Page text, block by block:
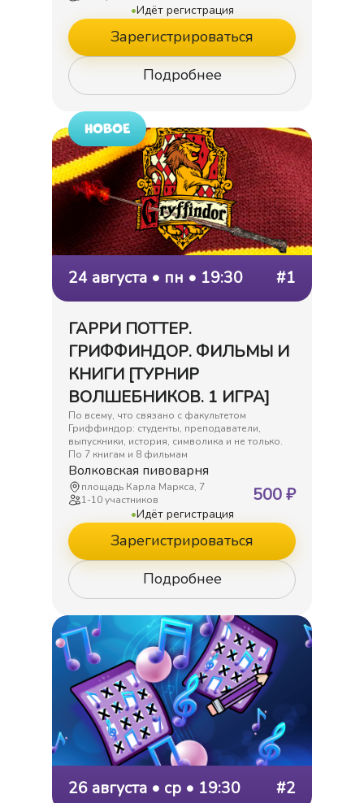
•Идёт регистрация
Зарегистрироваться
Подробнее
НОВОЕ
24 августа • пн • 19:30 #1
ГАРРИ ПОТТЕР.
ГРИФФИНДОР. ФИЛЬМЫ И
КНИГИ [ТУРНИР
ВОЛШЕБНИКОВ. 1 ИГРА]
По всему, что связано с факультетом
Гриффиндор: студенты, преподаватели,
выпускники, история, символика и не только.
По 7 книгам и 8 фильмам
Волковская пивоварня
площадь Карла Маркса, 7
1-10участников 500₽
•Идёт регистрация
Зарегистрироваться
Подробнее
26 августа • ср • 19:30 #2